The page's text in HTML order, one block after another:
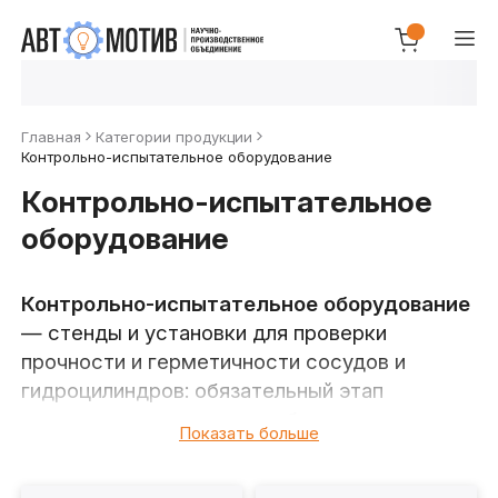
Главная
Категории продукции
Контрольно-испытательное оборудование
Контрольно-испытательное
оборудование
Контрольно-испытательное оборудование
— стенды и установки для проверки
прочности и герметичности сосудов и
гидроцилиндров: обязательный этап
высокого давления. В каталоге НПО
Показать больше